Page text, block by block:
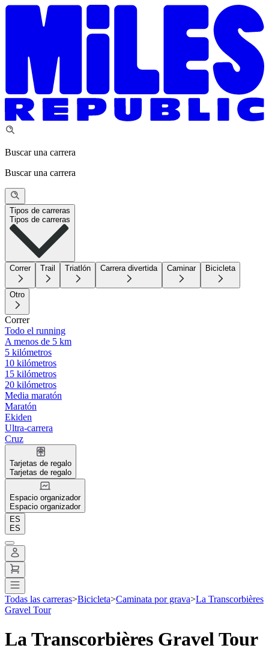
Buscar una carrera
Buscar una carrera
Tipos de carreras
Tipos de carreras
Correr Trail Triatlón Carrera divertida Caminar Bicicleta
Otro
Correr
Todo el running
A menos de 5 km
5 kilómetros
10 kilómetros
15 kilómetros
20 kilómetros
Media maratón
Maratón
Ekiden
Ultra-carrera
Cruz
Tarjetas de regalo
Tarjetas de regalo
Espacio organizador
Espacio organizador
ES
ES
Todas las carreras>Bicicleta>Caminata por grava>La Transcorbières
Gravel Tour
La Transcorbières Gravel Tour